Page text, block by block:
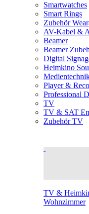
Smartwatches
Smart Rings
Zubehör
AV-Kabel &
Beamer
Beamer
Digital
Heimkino
Player &
Professional
TV
TV & SAT
Zubehör TV
TV &
Wohnzimmer